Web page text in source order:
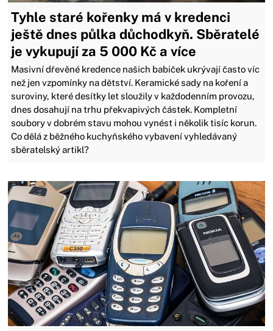
Tyhle staré kořenky má v kredenci
ještě dnes půlka důchodkyň. Sběratelé
je vykupují za 5 000 Kč a více
Masivní dřevěné kredence našich babiček ukrývají často víc
než jen vzpomínky na dětství. Keramické sady na koření a
suroviny, které desítky let sloužily v každodenním provozu,
dnes dosahují na trhu překvapivých částek. Kompletní
soubory v dobrém stavu mohou vynést i několik tisíc korun.
Co dělá z běžného kuchyňského vybavení vyhledávaný
sběratelský artikl?